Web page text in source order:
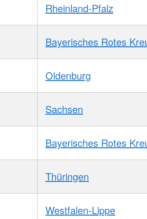
Rheinland-Pfalz
Bayerisches Rotes
Oldenburg
Sachsen
Bayerisches Rotes
Thüringen
Westfalen-Lippe